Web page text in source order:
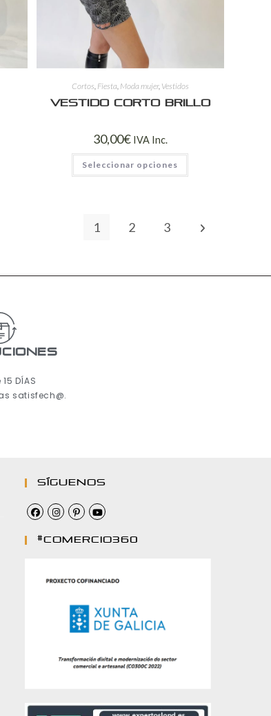
Cortos Fiesta Moda mujer, Vestidos
Vestido corto brillo
30,00€ IVA Inc.
Seleccionar opciones
1 2 3
DÍAS
satisfech@.
Síguenos
#comercio360